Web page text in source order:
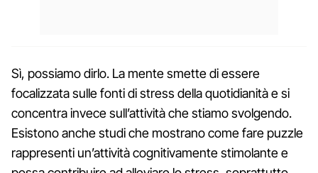
Sì, possiamo dirlo. La mente smette di essere
focalizzata sulle fonti di stress della quotidianità e si
concentra invece sull’attività che stiamo svolgendo.
Esistono anche studi che mostrano come fare puzzle
rappresenti un’attività cognitivamente stimolante e